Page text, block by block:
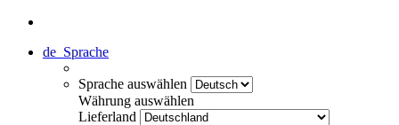
de Sprache
Sprache auswählen
Währung auswählen
Lieferland